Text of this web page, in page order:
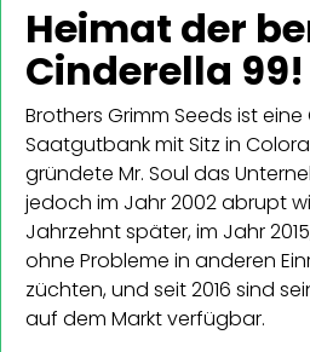
Heimat der
Cinderella 99!
Brothers Grimm Seeds ist
Saatgutbank mit Sitz in
gründete Mr. Soul das
jedoch im Jahr 2002 abrupt
Jahrzehnt später, im Jahr
ohne Probleme in anderen
züchten, und seit 2016 sind
auf dem Markt verfügbar.